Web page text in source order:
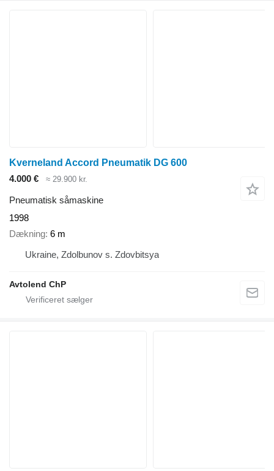
Kverneland Accord Pneumatik DG 600
4.000 €
≈ 29.900 kr.
Pneumatisk såmaskine
1998
Dækning 6 m
Ukraine, Zdolbunov s. Zdovbitsya
Avtolend ChP